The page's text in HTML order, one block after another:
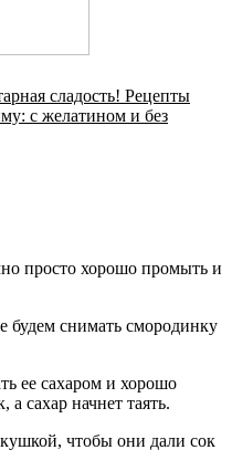
сладость! Рецепты
с желатином и без
просто хорошо промыть и
будем снимать смородинку
ее сахаром и хорошо
сахар начнет таять.
чтобы они дали сок